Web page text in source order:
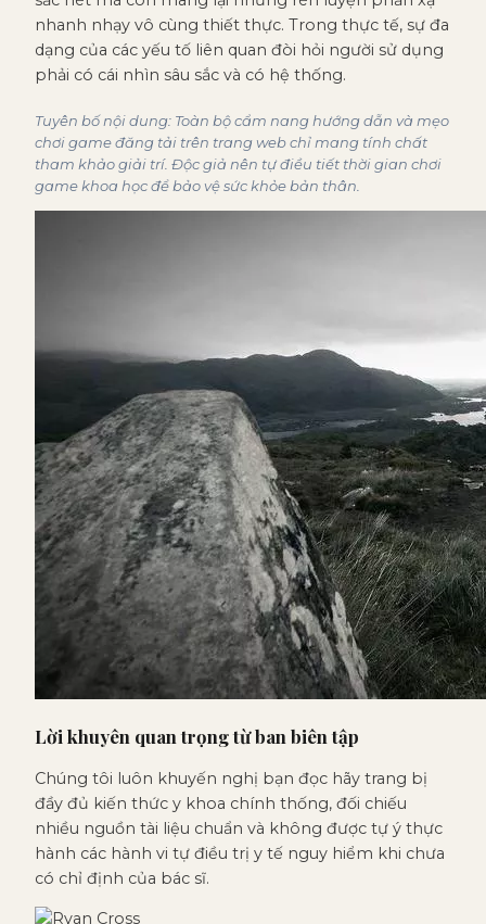
nhanh nhạy vô cùng thiết thực. Trong thực tế, sự đa
dạng của các yếu tố liên quan đòi hỏi người sử dụng
phải có cái nhìn sâu sắc và có hệ thống.
Tuyên bố nội dung: Toàn bộ cẩm nang hướng dẫn và mẹo
chơi game đăng tải trên trang web chỉ mang tính chất
tham khảo giải trí. Độc giả nên tự điều tiết thời gian chơi
game khoa học để bảo vệ sức khỏe bản thân.
Lời khuyên quan trọng từ ban biên tập
Chúng tôi luôn khuyến nghị bạn đọc hãy trang bị
đầy đủ kiến thức y khoa chính thống, đối chiếu
nhiều nguồn tài liệu chuẩn và không được tự ý thực
hành các hành vi tự điều trị y tế nguy hiểm khi chưa
có chỉ định của bác sĩ.